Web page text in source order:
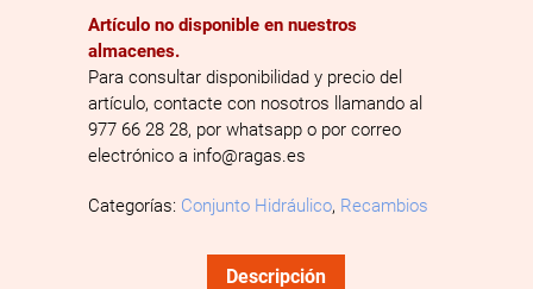
Artículo no disponible en nuestros
almacenes.
Para consultar disponibilidad y precio del
artículo, contacte con nosotros llamando al
977 66 28 28, por whatsapp o por correo
electrónico a info@ragas.es
Categorías: Conjunto Hidráulico, Recambios
Descripción